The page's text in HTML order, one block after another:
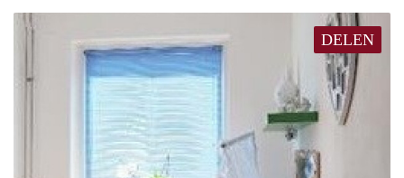
DELEN